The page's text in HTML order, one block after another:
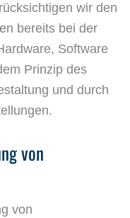
wir den
bereits bei der
Software
Prinzip des
und durch
von
von